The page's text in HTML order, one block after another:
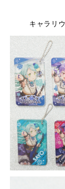
キャラリ